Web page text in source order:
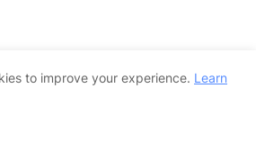
to improve your experience. Learn